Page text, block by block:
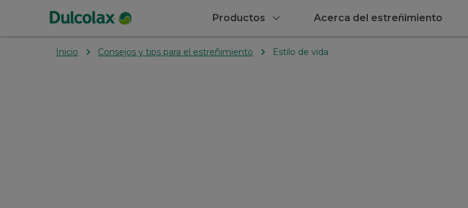
Productos Acerca del estreñimiento
Inicio Consejos y tips para el estreñimiento Estilo de vida